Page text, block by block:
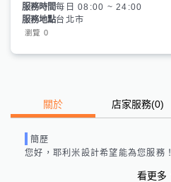
服務時間每日 08:00 ~ 24:00
服務地點台北市
瀏覽 0
關於 店家服務(0)
簡歷
您好， 耶利米設計希望能為您服務！
看更多